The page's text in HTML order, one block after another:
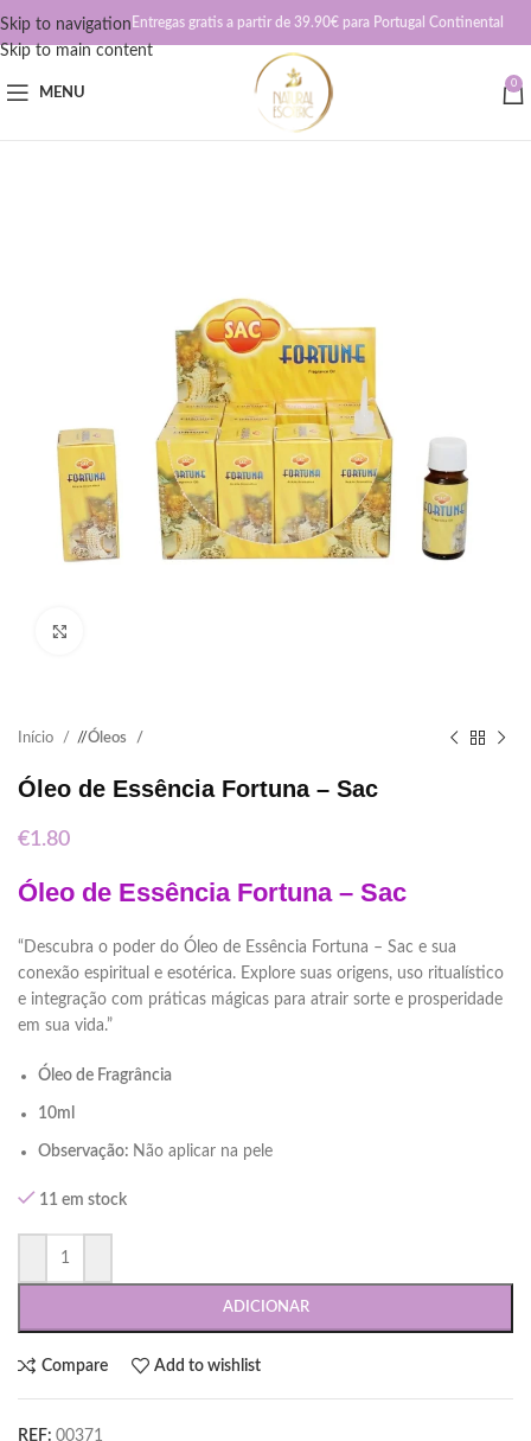
Skip to navigation
Skip to main content
Entregas gratis a partir de 39.90€ para Portugal Continental
MENU
0
Início / Óleos
Óleo de Essência Fortuna – Sac
€1.80
Óleo de Essência Fortuna – Sac
“Descubra o poder do Óleo de Essência Fortuna – Sac e sua
conexão espiritual e esotérica. Explore suas origens, uso ritualístico
e integração com práticas mágicas para atrair sorte e prosperidade
em sua vida.”
Óleo de Fragrância
10ml
Observação: Não aplicar na pele
11 em stock
ADICIONAR
Compare Add to wishlist
REF: 00371